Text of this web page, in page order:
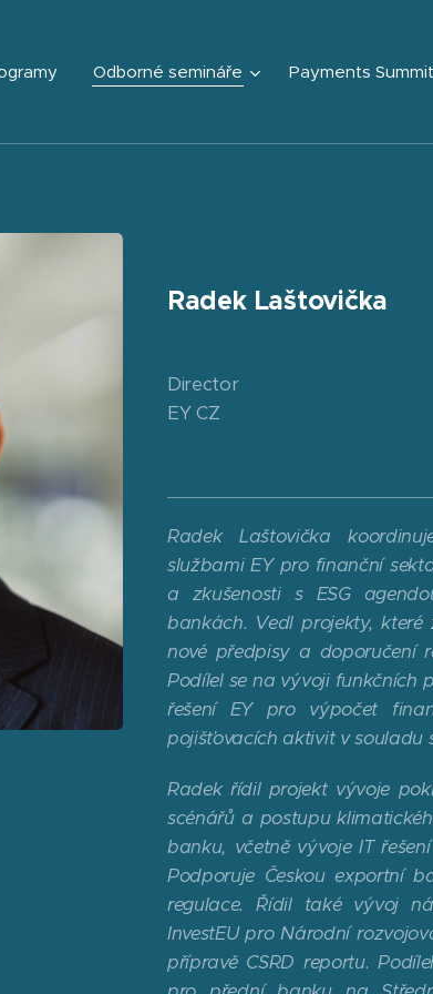
Odborné semináře Payments
Radek Laštovička
Director
EY CZ
Radek Laštovička
službami EY pro finanční
a zkušenosti s ESG
bankách. Vedl projekty,
nové předpisy a doporučení
Podílel se na vývoji funkčních
řešení EY pro výpočet
pojišťovacích aktivit v souladu
Radek řídil projekt vývoje
scénářů a postupu
banku, včetně vývoje IT
Podporuje Českou exportní
regulace. Řídil také vývoj
InvestEU pro Národní
přípravě CSRD reportu.